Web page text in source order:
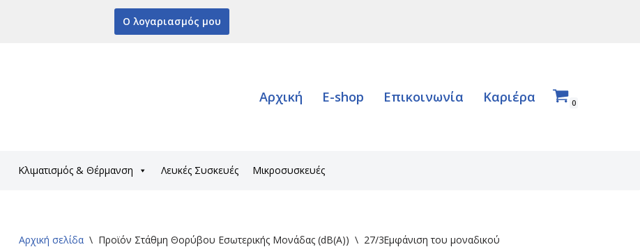
Ο λογαριασμός μου
Αρχική E-shop Επικοινωνία Καριέρα 0
Κλιματισμός & Θέρμανση Λευκές Συσκευές Μικροσυσκευές
Αρχική σελίδα \ Προϊόν Στάθμη Θορύβου Εσωτερικής Μονάδας (dB(A)) \ 27/39Εμφάνιση του μοναδικού